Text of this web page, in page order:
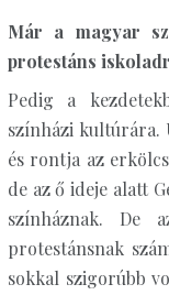
Már a magyar
protestáns
Pedig a
színházi kultúrára.
és rontja az
de az ő ideje alatt
színháznak. De
protestánsnak
sokkal szigorúbb